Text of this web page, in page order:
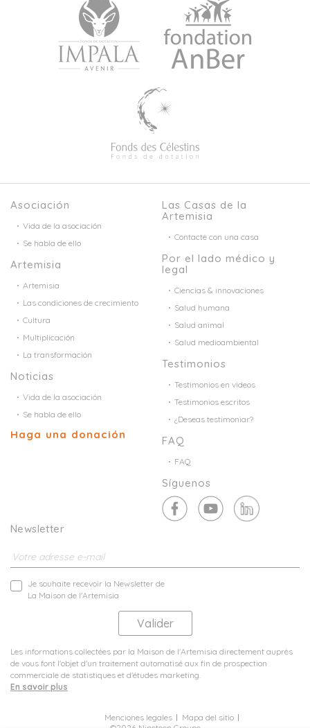
Asociación
Vida de la asociación
Se habla de ello
Artemisia
Artemisia
Las condiciones de crecimiento
Cultura
Multiplicación
La transformación
Noticias
Vida de la asociación
Se habla de ello
Haga una donación
Las Casas de la
Artemisia
Contacte con una casa
Por el lado médico y
legal
Ciencias & innovaciones
Salud humana
Salud animal
Salud medioambiental
Testimonios
Testimonios en videos
Testimonios escritos
¿Deseas testimoniar?
FAQ
FAQ
Síguenos
Newsletter
Je souhaite recevoir la Newsletter de
La Maison de l'Artemisia
Les informations collectées par la Maison de l'Artemisia directement auprès
de vous font l'objet d'un traitement automatisé aux fin de prospection
commerciale de statistiques et d'études marketing.
En savoir plus
Menciones legales
Mapa del sitio